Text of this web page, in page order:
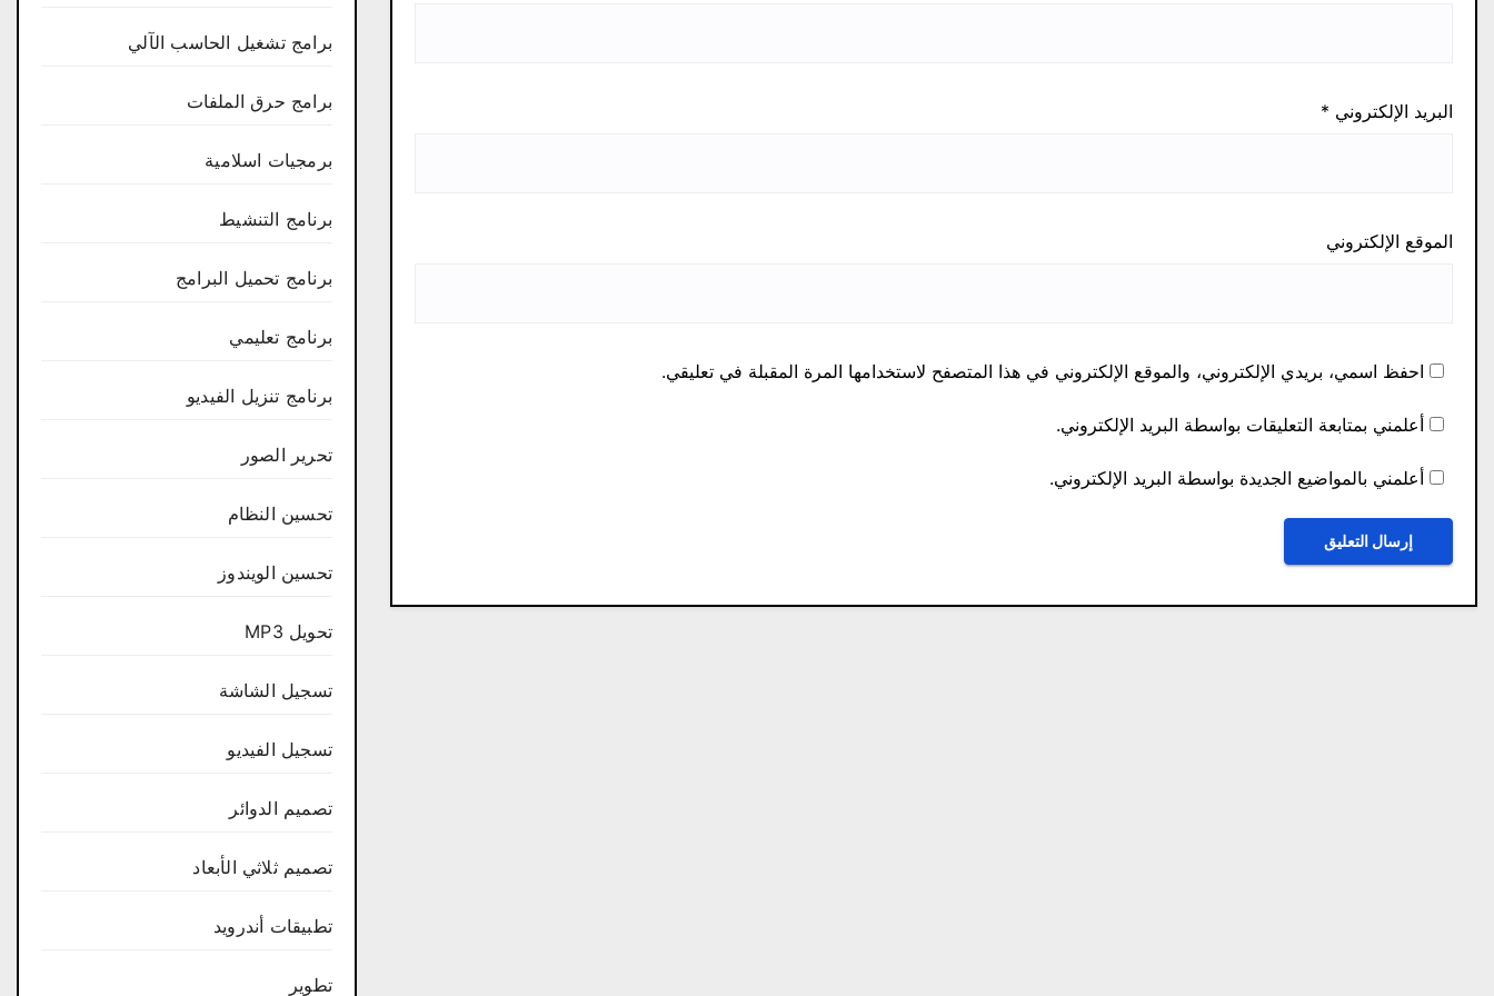
البريد الإلكتروني *
الموقع الإلكتروني
احفظ اسمي، بريدي الإلكتروني، والموقع الإلكتروني في هذا المتصفح لاستخدامها المرة المقبلة في تعليقي.
أعلمني بمتابعة التعليقات بواسطة البريد الإلكتروني.
أعلمني بالمواضيع الجديدة بواسطة البريد الإلكتروني.
برامج تشغيل الحاسب الآلي
برامج حرق الملفات
برمجيات اسلامية
برنامج التنشيط
برنامج تحميل البرامج
برنامج تعليمي
برنامج تنزيل الفيديو
تحرير الصور
تحسين النظام
تحسين الويندوز
تحويل MP3
تسجيل الشاشة
تسجيل الفيديو
تصميم الدوائر
تصميم ثلاثي الأبعاد
تطبيقات أندرويد
تطوير